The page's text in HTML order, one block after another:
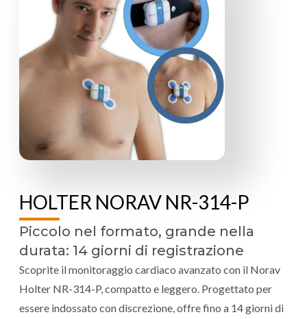
HOLTER NORAV NR-314-P
Piccolo nel formato, grande nella
durata: 14 giorni di registrazione
Scoprite il monitoraggio cardiaco avanzato con il Norav
Holter NR-314-P, compatto e leggero. Progettato per
essere indossato con discrezione, offre fino a 14 giorni di